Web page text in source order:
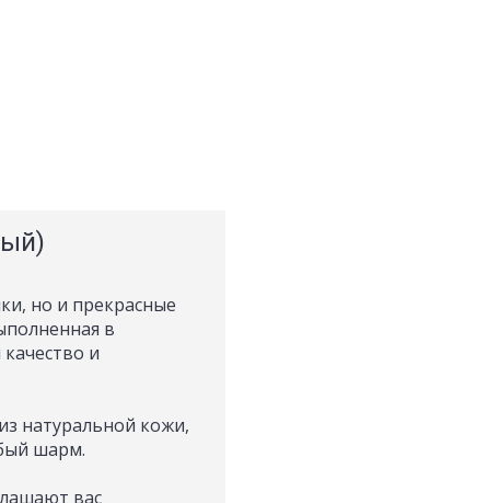
но и прекрасные
в
и
натуральной кожи,
шарм.
вас